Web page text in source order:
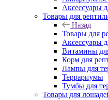
Аксессуары
Товары для
Назад
Товары для
Аксессуары
Витамины
Корм для
Лампы для
Террариумы
Тумбы для
Товары для